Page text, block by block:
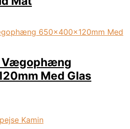
Vægophæng
Med Glas